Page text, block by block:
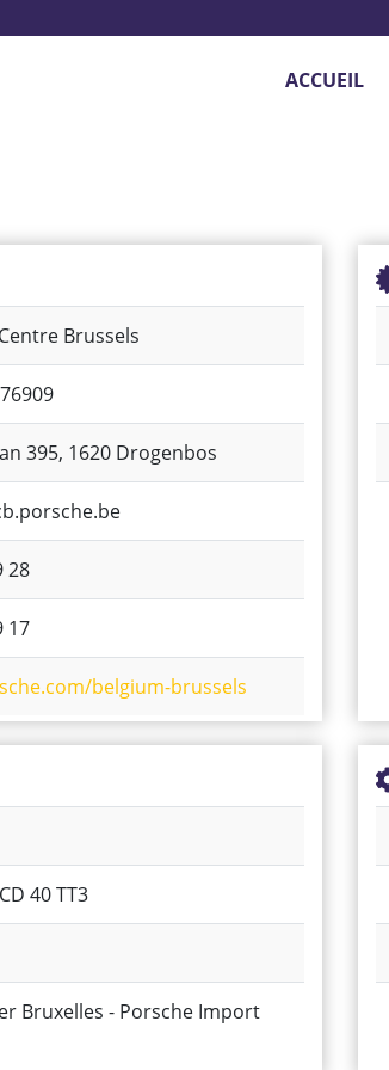
ACCUEIL
Brussels
395, 1620 Drogenbos
28
17
belgium-brussels
40 TT3
Bruxelles - Porsche Import